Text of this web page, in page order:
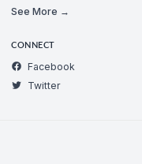
See More →
CONNECT
Facebook
Twitter